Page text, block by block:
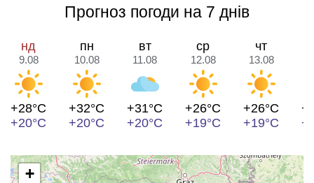
Прогноз погоди на 7 днів
нд
9.08
+28°C
+20°C
пн
10.08
+32°C
+20°C
вт
11.08
+31°C
+20°C
ср
12.08
+26°C
+19°C
чт
13.08
+26°C
+19°C
+